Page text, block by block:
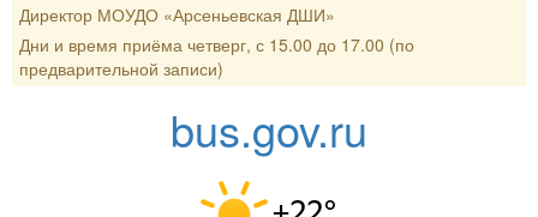
Директор МОУДО «Арсеньевская ДШИ»
Дни и время приёма четверг, с 15.00 до 17.00 (по
предварительной записи)
bus.gov.ru